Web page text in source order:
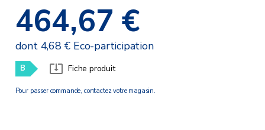
464,67 €
dont 4,68 € Eco-participation
B Fiche produit
Pour passer commande, contactez votre magasin.